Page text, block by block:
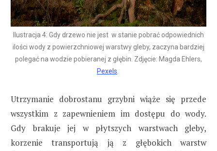
Ilustracja 4: Gdy drzewo nie jest w stanie pobrać odpowiednich
ilości wody z powierzchniowej warstwy gleby, zaczyna bardziej
polegać na wodzie pobieranej z głębin. Zdjęcie: Magda Ehlers,
Pexels
Utrzymanie dobrostanu grzybni wiąże się przede
wszystkim z zapewnieniem im dostępu do wody.
Gdy brakuje jej w płytszych warstwach gleby,
korzenie transportują ją z głębokich warstw